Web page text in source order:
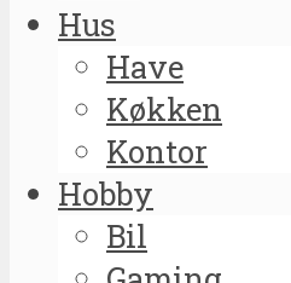
Hus
Have
Køkken
Kontor
Hobby
Bil